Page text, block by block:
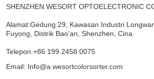
SHENZHEN WESORT OPTOELECTRONIC
Alamat:Gedung 29, Kawasan Industri
Fuyong, Distrik Bao'an, Shenzhen, Cina
Telepon:+86 199 2458 0075
Email: Info@a.wesortcolorsorter.com